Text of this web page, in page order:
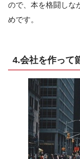
ので、本を格闘しな
めです。
4.会社を作って